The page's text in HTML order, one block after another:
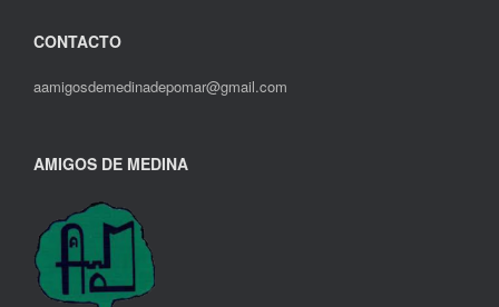
CONTACTO
aamigosdemedinadepomar@gmail.com
AMIGOS DE MEDINA